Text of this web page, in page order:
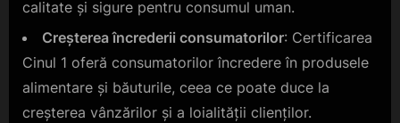
calitate și sigure pentru consumul uman.
Creșterea încrederii consumatorilor: Certificarea
Cinul 1 oferă consumatorilor încredere în produsele
alimentare și băuturile, ceea ce poate duce la
creșterea vânzărilor și a loialității clienților.